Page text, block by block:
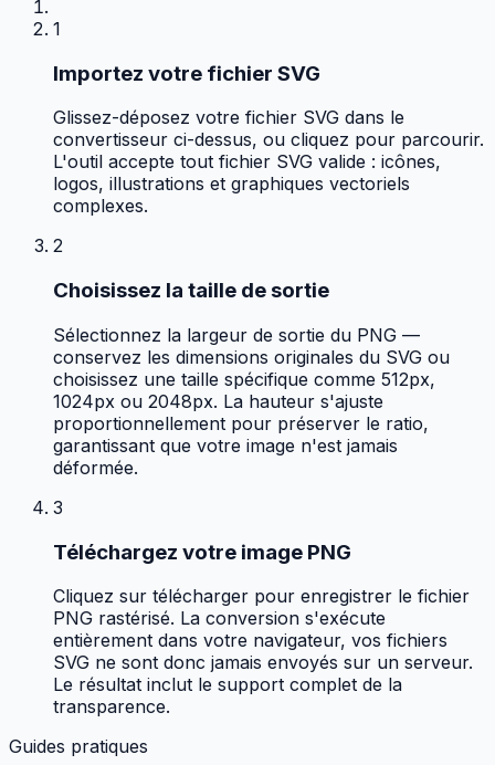
1
Importez votre fichier SVG
Glissez-déposez votre fichier SVG dans le
convertisseur ci-dessus, ou cliquez pour parcourir.
L'outil accepte tout fichier SVG valide : icônes,
logos, illustrations et graphiques vectoriels
complexes.
2
Choisissez la taille de sortie
Sélectionnez la largeur de sortie du PNG —
conservez les dimensions originales du SVG ou
choisissez une taille spécifique comme 512px,
1024px ou 2048px. La hauteur s'ajuste
proportionnellement pour préserver le ratio,
garantissant que votre image n'est jamais
déformée.
3
Téléchargez votre image PNG
Cliquez sur télécharger pour enregistrer le fichier
PNG rastérisé. La conversion s'exécute
entièrement dans votre navigateur, vos fichiers
SVG ne sont donc jamais envoyés sur un serveur.
Le résultat inclut le support complet de la
transparence.
Guides pratiques